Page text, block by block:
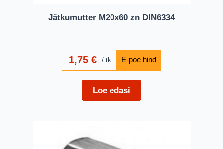
Jätkumutter M20x60 zn DIN6334
1,75€ tk
Loe edasi